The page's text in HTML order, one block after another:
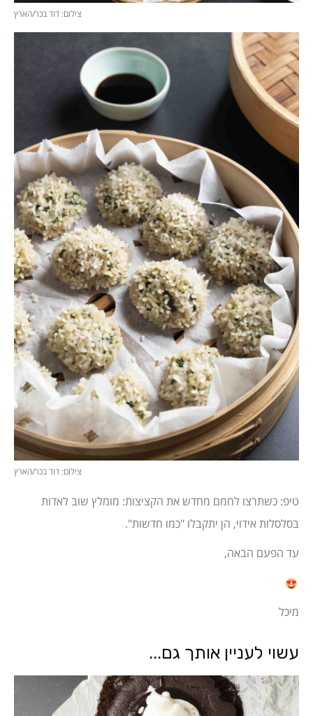
צילום: דוד בכר/הארץ
צילום: דוד בכר/הארץ
טיפ: כשתרצו לחמם מחדש את הקציצות: מומלץ שוב לאדות
בסלסלות אידוי, הן יתקבלו "כמו חדשות".
עד הפעם הבאה,
מיכל
עשוי לעניין אותך גם...